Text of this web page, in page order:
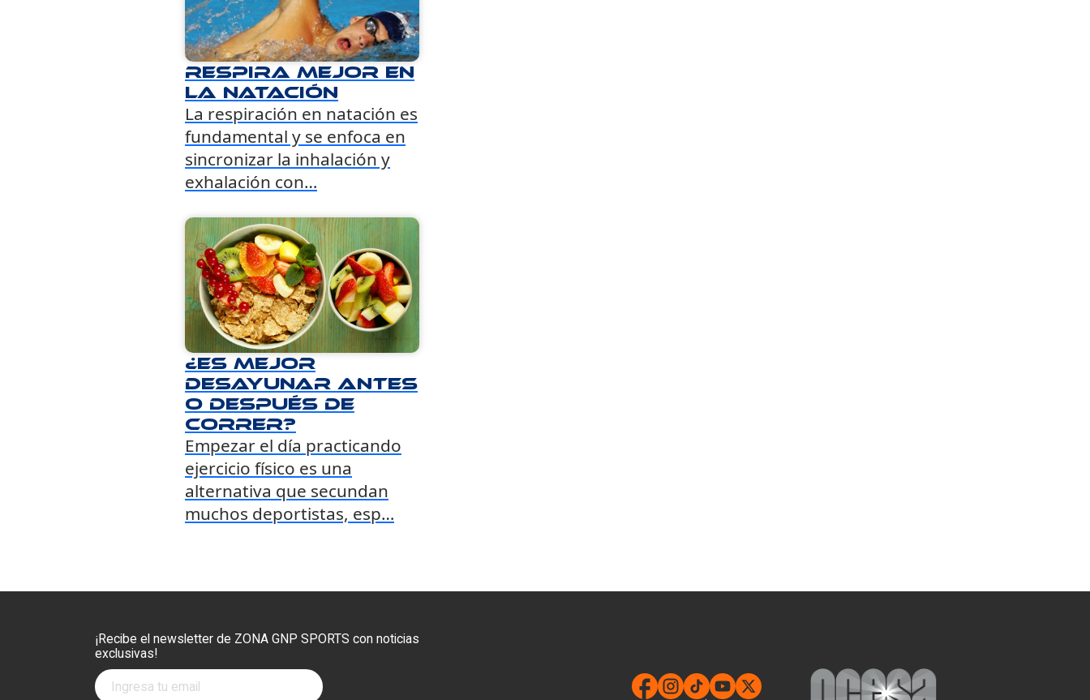
Respira mejor en
la natación
La respiración en natación es
fundamental y se enfoca en
sincronizar la inhalación y
exhalación con…
¿Es mejor
desayunar antes
o después de
correr?
Empezar el día practicando
ejercicio físico es una
alternativa que secundan
muchos deportistas, esp…
¡Recibe el newsletter de ZONA GNP SPORTS con noticias
exclusivas!